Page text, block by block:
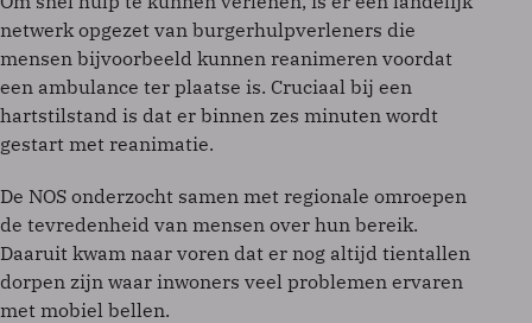
netwerk opgezet van burgerhulpverleners die
mensen bijvoorbeeld kunnen reanimeren voordat
een ambulance ter plaatse is. Cruciaal bij een
hartstilstand is dat er binnen zes minuten wordt
gestart met reanimatie.
De NOS onderzocht samen met regionale omroepen
de tevredenheid van mensen over hun bereik.
Daaruit kwam naar voren dat er nog altijd tientallen
dorpen zijn waar inwoners veel problemen ervaren
met mobiel bellen.